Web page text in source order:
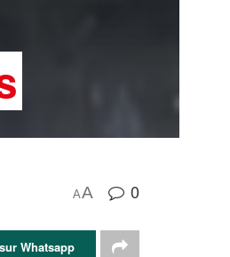
AA 0
Whatsapp